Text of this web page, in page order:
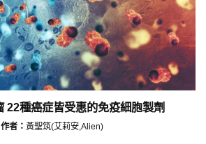
翻轉冷腫瘤為熱腫瘤 22種癌症皆受惠的免疫細胞製劑
作者： 黃聖筑(艾莉安,Alien)